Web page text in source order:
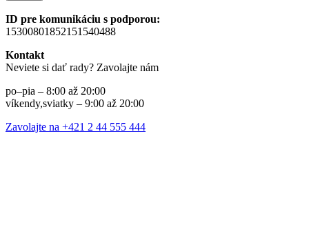
ID pre komunikáciu s podporou:
15300801852151540488
Kontakt
Neviete si dať rady? Zavolajte nám
po–pia – 8:00 až 20:00
víkendy,sviatky – 9:00 až 20:00
Zavolajte na +421 2 44 555 444